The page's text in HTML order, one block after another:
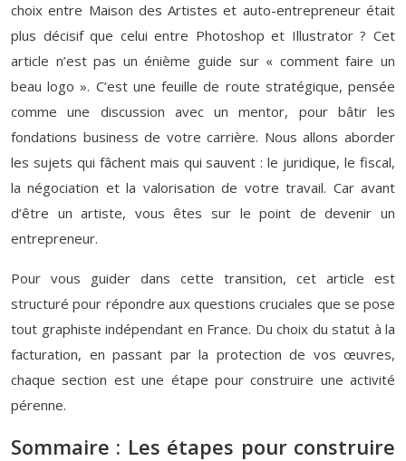
choix entre Maison des Artistes et auto-entrepreneur était
plus décisif que celui entre Photoshop et Illustrator ? Cet
article n’est pas un énième guide sur « comment faire un
beau logo ». C’est une feuille de route stratégique, pensée
comme une discussion avec un mentor, pour bâtir les
fondations business de votre carrière. Nous allons aborder
les sujets qui fâchent mais qui sauvent : le juridique, le fiscal,
la négociation et la valorisation de votre travail. Car avant
d’être un artiste, vous êtes sur le point de devenir un
entrepreneur.
Pour vous guider dans cette transition, cet article est
structuré pour répondre aux questions cruciales que se pose
tout graphiste indépendant en France. Du choix du statut à la
facturation, en passant par la protection de vos œuvres,
chaque section est une étape pour construire une activité
pérenne.
Sommaire : Les étapes pour construire